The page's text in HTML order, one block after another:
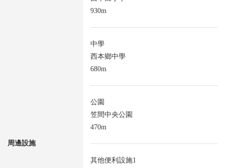
周邊設施
930m
中學
西本鄉中學
680m
公園
笠間中央公園
470m
其他便利設施1